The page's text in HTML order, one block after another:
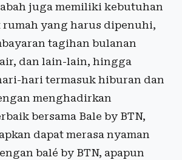
juga memiliki kebutuhan
yang harus dipenuhi,
tagihan bulanan
dan lain-lain, hingga
hari termasuk hiburan dan
menghadirkan
bersama Bale by BTN,
dapat merasa nyaman
balé by BTN, apapun